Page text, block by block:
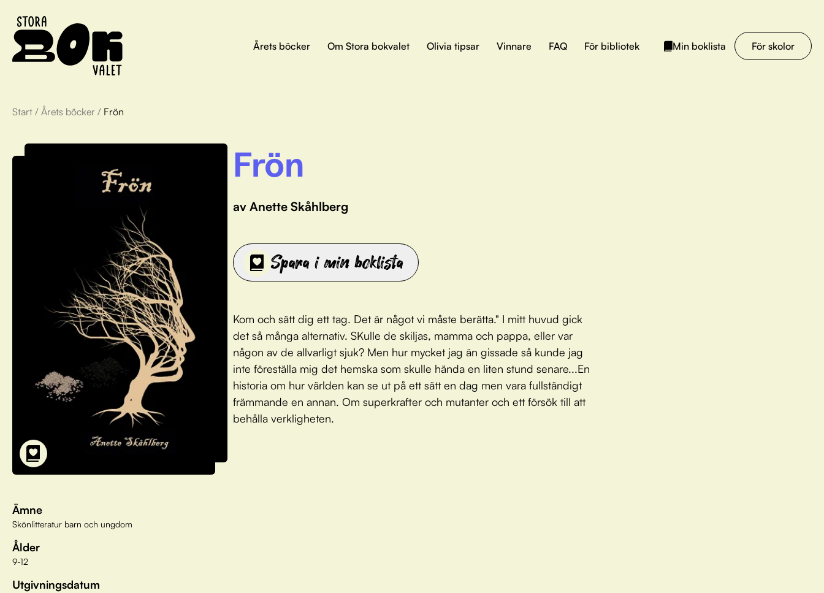
Årets böcker Om Stora bokvalet Olivia tipsar Vinnare FAQ För bibliotek Min boklista För skolor
Start / Årets böcker / Frön
Ämne
Skönlitteratur barn och ungdom
Ålder
9-12
Utgivningsdatum
Frön
av Anette Skåhlberg
Spara i min boklista
Kom och sätt dig ett tag. Det är något vi måste berätta." I mitt huvud gick
det så många alternativ. SKulle de skiljas, mamma och pappa, eller var
någon av de allvarligt sjuk? Men hur mycket jag än gissade så kunde jag
inte föreställa mig det hemska som skulle hända en liten stund senare...En
historia om hur världen kan se ut på ett sätt en dag men vara fullständigt
främmande en annan. Om superkrafter och mutanter och ett försök till att
behålla verkligheten.